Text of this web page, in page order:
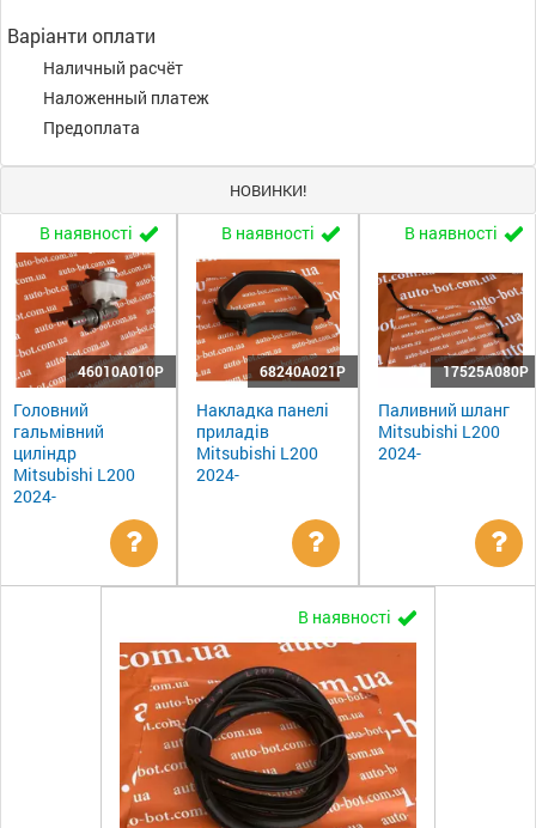
Варіанти оплати
Наличный расчёт
Наложенный платеж
Предоплата
НОВИНКИ!
В наявності
46010A010P
Головний
гальмівний
циліндр
Mitsubishi L200
2024-
Уточнити
В наявності
68240A021P
Накладка панелі
приладів
Mitsubishi L200
2024-
Уточнити
ціну
В наявності
17525A080P
Паливний шланг
Mitsubishi L200
2024-
В наявності